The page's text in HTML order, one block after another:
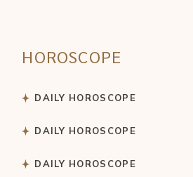
HOROSCOPE
DAILY HOROSCOPE
DAILY HOROSCOPE
DAILY HOROSCOPE